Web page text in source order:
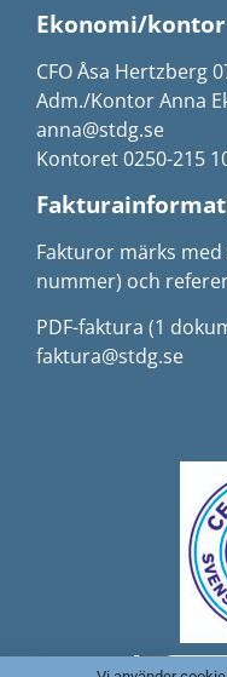
Ekonomi/kontor
CFO Åsa Hertzberg
Adm./Kontor Anna
anna@stdg.se
Kontoret 0250-215
Fakturor märks
nummer) och
PDF-faktura (1
faktura@stdg.se